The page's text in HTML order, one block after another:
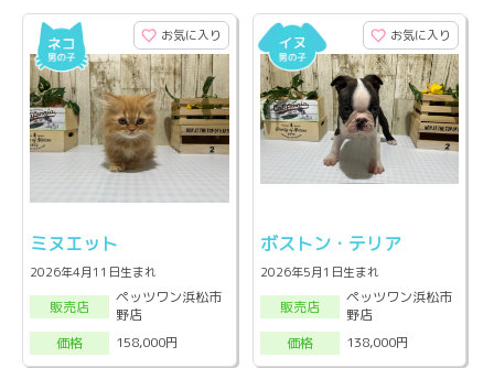
お気に入り
ミヌエット
2026年4月11日生まれ
販売店
ペッツワン浜松市
野店
価格
158,000円
お気に入り
ボストン・テリア
2026年5月1日生まれ
販売店
ペッツワン浜松市
野店
価格
138,000円